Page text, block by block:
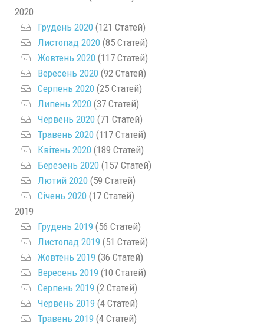
2020
Грудень 2020 (121 Статей)
Листопад 2020 (85 Статей)
Жовтень 2020 (117 Статей)
Вересень 2020 (92 Статей)
Серпень 2020 (25 Статей)
Липень 2020 (37 Статей)
Червень 2020 (71 Статей)
Травень 2020 (117 Статей)
Квітень 2020 (189 Статей)
Березень 2020 (157 Статей)
Лютий 2020 (59 Статей)
Січень 2020 (17 Статей)
2019
Грудень 2019 (56 Статей)
Листопад 2019 (51 Статей)
Жовтень 2019 (36 Статей)
Вересень 2019 (10 Статей)
Серпень 2019 (2 Статей)
Червень 2019 (4 Статей)
Травень 2019 (4 Статей)